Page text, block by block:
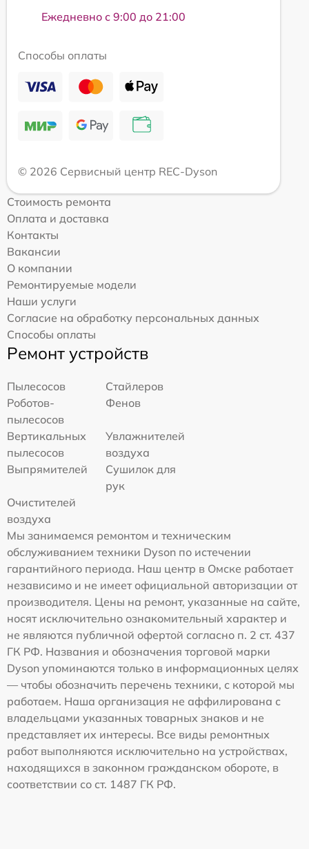
Ежедневно с 9:00 до 21:00
Способы оплаты
© 2026 Сервисный центр REC-Dyson
Стоимость ремонта
Оплата и доставка
Контакты
Вакансии
О компании
Ремонтируемые модели
Наши услуги
Согласие на обработку персональных данных
Способы оплаты
Ремонт устройств
Пылесосов
Стайлеров
Роботов-
пылесосов
Фенов
Вертикальных
пылесосов
Увлажнителей
воздуха
Выпрямителей
Сушилок для
рук
Очистителей
воздуха
Мы занимаемся ремонтом и техническим
обслуживанием техники Dyson по истечении
гарантийного периода. Наш центр в Омске работает
независимо и не имеет официальной авторизации от
производителя. Цены на ремонт, указанные на сайте,
носят исключительно ознакомительный характер и
не являются публичной офертой согласно п. 2 ст. 437
ГК РФ. Названия и обозначения торговой марки
Dyson упоминаются только в информационных целях
— чтобы обозначить перечень техники, с которой мы
работаем. Наша организация не аффилирована с
владельцами указанных товарных знаков и не
представляет их интересы. Все виды ремонтных
работ выполняются исключительно на устройствах,
находящихся в законном гражданском обороте, в
соответствии со ст. 1487 ГК РФ.